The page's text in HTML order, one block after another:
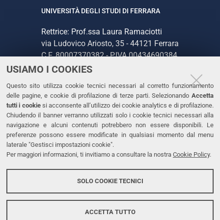
USIAMO I COOKIES
Questo sito utilizza cookie tecnici necessari al corretto funzionamento
delle pagine, e cookie di profilazione di terze parti. Selezionando Accetta
tutti i cookiesi acconsente all’utilizzo dei cookie analytics e di profilazione.
Chiudendo il banner verranno utilizzati solo i cookie tecnici necessari alla
navigazione e alcuni contenuti potrebbero non essere disponibili. Le
preferenze possono essere modificate in qualsiasi momento dal menu
laterale "Gestisci impostazioni cookie".
Per maggiori informazioni, ti invitiamo a consultare la nostra Cookie Policy.
SOLO COOKIE TECNICI
ACCETTA TUTTO
UNIVERSITÀ DEGLI STUDI DI FERRARA
Rettrice: Prof.ssa Laura Ramaciotti
via Ludovico Ariosto, 35 - 44121 Ferrara
C.F. 80007370382 - P.IVA 00434690384
CONTATTI
Tel. +39 0532 293111
Fax. +39 0532 293031
PEC
LINKS
Accessibilità
Protezione dati personali